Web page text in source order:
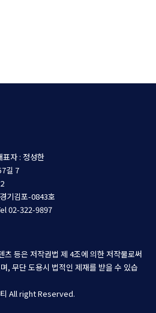
표자 : 정성한
길 7
기김포-0843호
02-322-9897
츠 등은 저작권법 제 4조에 의한 저작물로써
, 무단 도용시 법적인 제재를 받을 수 있습
All right Reserved.